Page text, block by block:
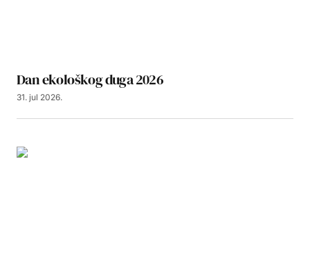
Dan ekološkog duga 2026
31. jul 2026.